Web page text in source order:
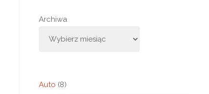
Archiwa
Auto (8)